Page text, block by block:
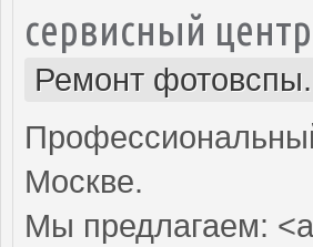
сервисный центр
Ремонт
Москве.
Мы предлагаем: